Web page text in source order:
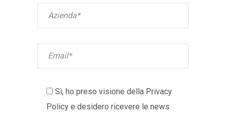
Sì, ho preso visione della Privacy
Policy e desidero ricevere le news